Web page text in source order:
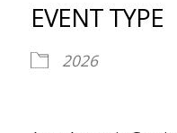
EVENT TYPE
2026